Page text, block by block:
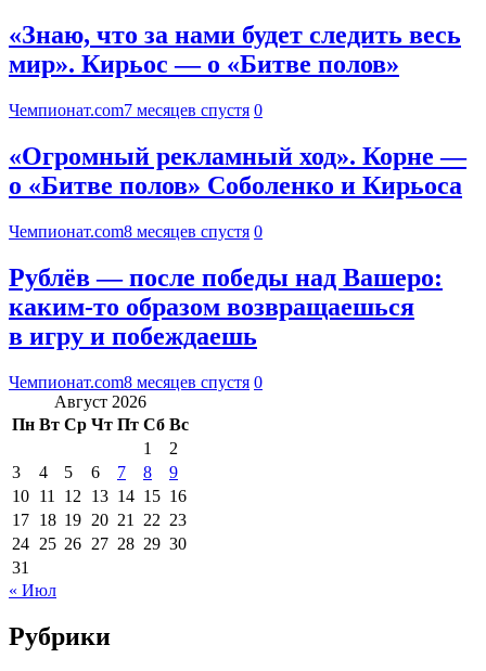
«Знаю, что за нами будет следить весь
мир». Кирьос — о «Битве полов»
Чемпионат.com7 месяцев спустя 0
«Огромный рекламный ход». Корне —
о «Битве полов» Соболенко и Кирьоса
Чемпионат.com8 месяцев спустя 0
Рублёв — после победы над Вашеро:
каким-то образом возвращаешься
в игру и побеждаешь
Чемпионат.com8 месяцев спустя 0
Август 2026
Пн Вт Ср Чт Пт Сб Вс
1
2
3
4 5 6 7 8
9
10 11 12 13 14 15 16
17 18 19 20 21 22 23
24 25 26 27 28 29 30
31
« Июл
Рубрики